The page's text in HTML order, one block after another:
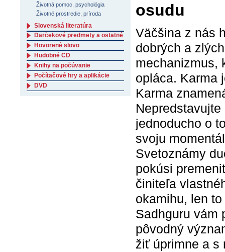
osudu
Väčšina z nás
dobrých a
mechanizmus,
opláca. Karma
Karma
jednoducho o
svoju
Svetoznámy
pokúsi
činiteľa
okamihu, len
Sadhguru vám
pôvodný
žiť úprimne a s
Životná pomoc, psychológia
Životné prostredie, príroda
Slovenská literatúra
Darčekové predmety a ostatné
Hovorené slovo
Hudobné CD
Knihy na počúvanie
Počítačové hry a aplikácie
DVD